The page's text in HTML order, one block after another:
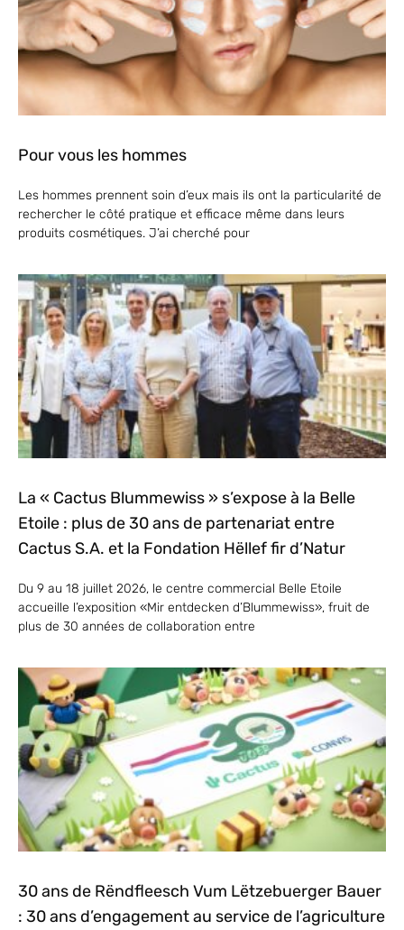
Pour vous les hommes
Les hommes prennent soin d’eux mais ils ont la particularité de
rechercher le côté pratique et efficace même dans leurs
produits cosmétiques. J’ai cherché pour
La « Cactus Blummewiss » s’expose à la Belle
Etoile : plus de 30 ans de partenariat entre
Cactus S.A. et la Fondation Hëllef fir d’Natur
Du 9 au 18 juillet 2026, le centre commercial Belle Etoile
accueille l’exposition «Mir entdecken d’Blummewiss», fruit de
plus de 30 années de collaboration entre
30 ans de Rëndfleesch Vum Lëtzebuerger Bauer
: 30 ans d’engagement au service de l’agriculture